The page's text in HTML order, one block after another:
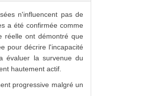
n'influencent pas de
a été confirmée comme
réelle ont démontré que
pour décrire l'incapacité
évaluer la survenue du
hautement actif.
progressive malgré un